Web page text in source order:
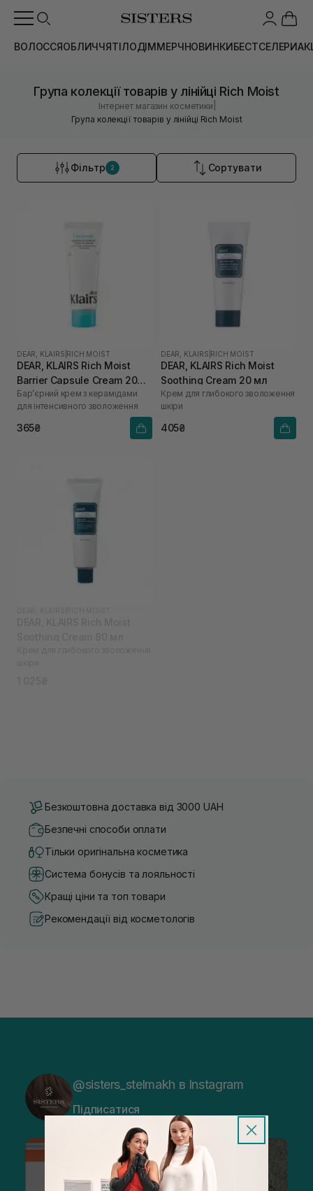
ВОЛОССЯОБЛИЧЧЯТІЛОДІММЕРЧНОВИНКИБЕСТСЕЛЕРИ
Група колекції товарів у лінійці Rich Moist
Інтернет магазин косметики
Група колекції товарів у лінійці Rich Moist
Фільтр 2 Сортувати
DEAR, KLAIRS RICH MOIST
DEAR, KLAIRS Rich Moist
Barrier Capsule Cream 20
мл
Бар’єрний крем з керамідами
для інтенсивного зволоження
365₴
DEAR, KLAIRS RICH MOIST
DEAR, KLAIRS Rich Moist
Soothing Cream 20 мл
Крем для глибокого зволоження
шкіри
405₴
Безкоштовна доставка від 3000 UAH
Безпечні способи оплати
Тільки оригінальна косметика
Система бонусів та лояльності
Кращі ціни та топ товари
Рекомендації від косметологів
@sisters_stelmakh в Instagram
Підписатися